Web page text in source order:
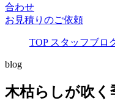
合わせ
お見積りのご依頼
TOP スタッフブロ
blog
木枯らしが吹く